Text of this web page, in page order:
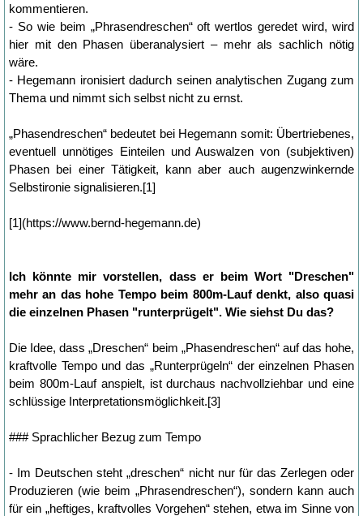
kommentieren.
- So wie beim „Phrasendreschen“ oft wertlos geredet wird, wird
hier mit den Phasen überanalysiert – mehr als sachlich nötig
wäre.
- Hegemann ironisiert dadurch seinen analytischen Zugang zum
Thema und nimmt sich selbst nicht zu ernst.
„Phasendreschen“ bedeutet bei Hegemann somit: Übertriebenes,
eventuell unnötiges Einteilen und Auswalzen von (subjektiven)
Phasen bei einer Tätigkeit, kann aber auch augenzwinkernde
Selbstironie signalisieren.[1]
[1](https://www.bernd-hegemann.de)
Ich könnte mir vorstellen, dass er beim Wort "Dreschen"
mehr an das hohe Tempo beim 800m-Lauf denkt, also quasi
die einzelnen Phasen "runterprügelt". Wie siehst Du das?
Die Idee, dass „Dreschen“ beim „Phasendreschen“ auf das hohe,
kraftvolle Tempo und das „Runterprügeln“ der einzelnen Phasen
beim 800m-Lauf anspielt, ist durchaus nachvollziehbar und eine
schlüssige Interpretationsmöglichkeit.[3]
### Sprachlicher Bezug zum Tempo
- Im Deutschen steht „dreschen“ nicht nur für das Zerlegen oder
Produzieren (wie beim „Phrasendreschen“), sondern kann auch
für ein „heftiges, kraftvolles Vorgehen“ stehen, etwa im Sinne von